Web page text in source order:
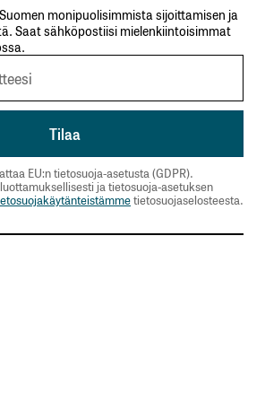
monipuolisimmista sijoittamisen ja
Saat sähköpostiisi mielenkiintoisimmat
EU:n tietosuoja-asetusta (GDPR).
ja tietosuoja-asetuksen
tietosuojaselosteesta.